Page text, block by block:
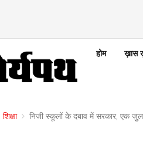
होम ख़ास
शिक्षा निजी स्कूलों के दबाव में सरकार, एक